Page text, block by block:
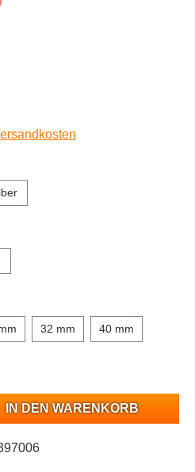
32 mm 40 mm
IN DEN WARENKORB